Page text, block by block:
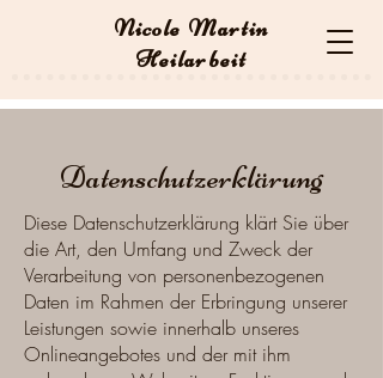
Nicole Martin
Heilarbeit
Datenschutzerklärung
Diese Datenschutzerklärung klärt Sie über
die Art, den Umfang und Zweck der
Verarbeitung von personenbezogenen
Daten im Rahmen der Erbringung unserer
Leistungen sowie innerhalb unseres
Onlineangebotes und der mit ihm